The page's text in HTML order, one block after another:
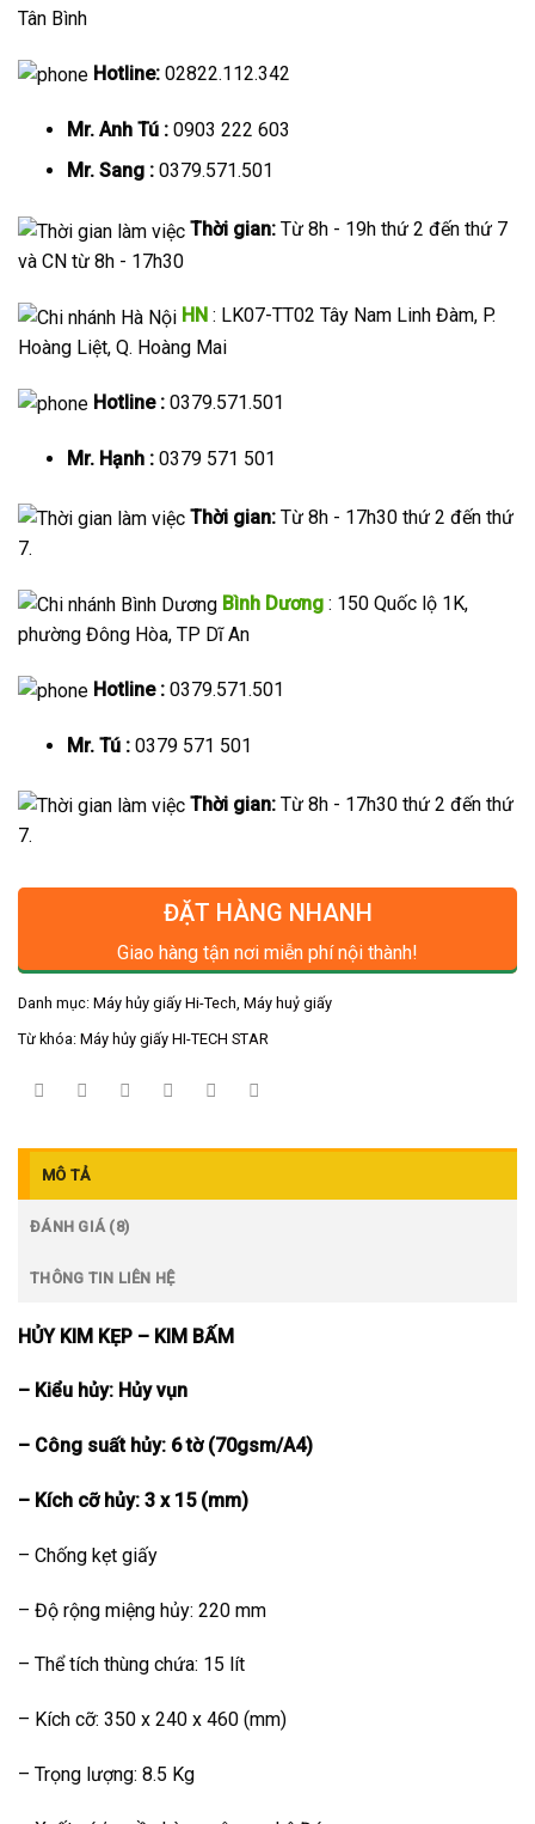
Tân Bình
Hotline: 02822.112.342
Mr. Anh Tú :0903 222 603
Mr. Sang :0379.571.501
Thời gian: Từ 8h - 19h thứ 2 đến thứ 7
và CN từ 8h - 17h30
HN : LK07-TT02 Tây Nam Linh Đàm, P.
Hoàng Liệt, Q. Hoàng Mai
Hotline : 0379.571.501
Mr. Hạnh :0379 571 501
Thời gian: Từ 8h - 17h30 thứ 2 đến thứ
7.
Bình Dương : 150 Quốc lộ 1K,
phường Đông Hòa, TP Dĩ An
Hotline : 0379.571.501
Mr. Tú :0379 571 501
Thời gian: Từ 8h - 17h30 thứ 2 đến thứ
7.
ĐẶT HÀNG NHANH
Giao hàng tận nơi miễn phí nội thành!
Danh mục: Máy hủy giấy Hi-Tech Máy huỷ giấy
Từ khóa: Máy hủy giấy HI-TECH STAR
MÔ TẢ
ĐÁNH GIÁ (8)
THÔNG TIN LIÊN HỆ
HỦY KIM KẸP – KIM BẤM
– Kiểu hủy: Hủy vụn
– Công suất hủy: 6 tờ (70gsm/A4)
– Kích cỡ hủy: 3 x 15 (mm)
– Chống kẹt giấy
– Độ rộng miệng hủy: 220 mm
– Thể tích thùng chứa: 15 lít
– Kích cỡ: 350 x 240 x 460 (mm)
– Trọng lượng: 8.5 Kg